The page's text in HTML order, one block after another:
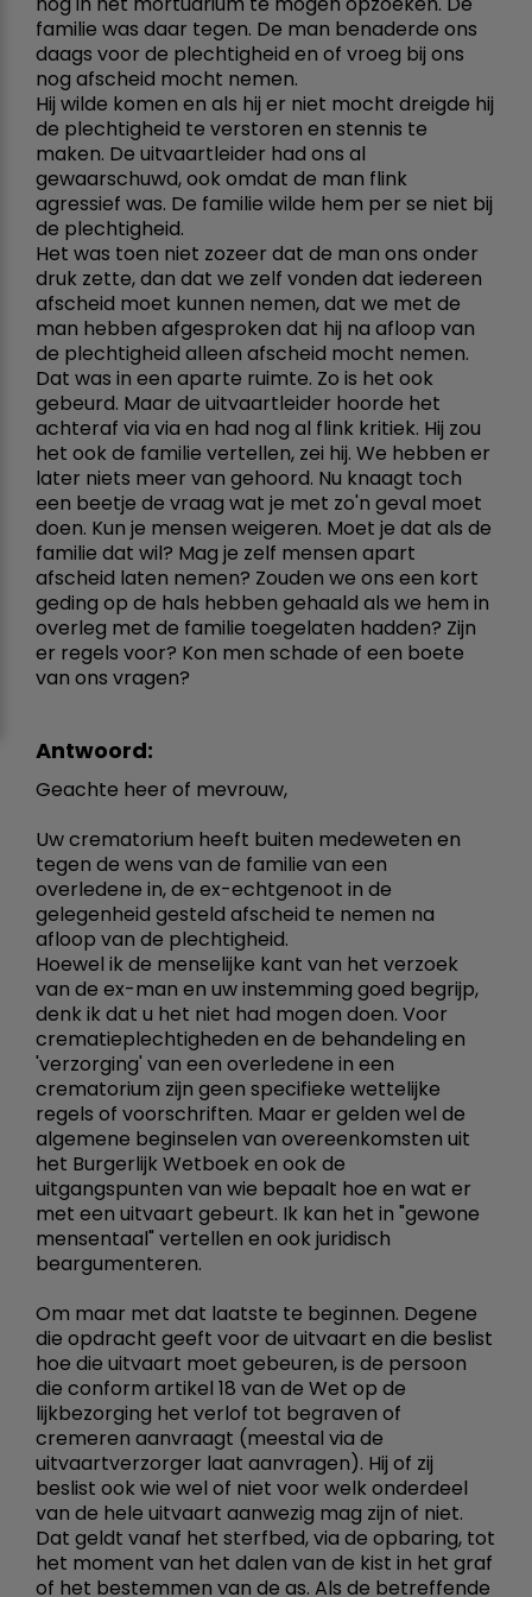
familie was daar tegen. De man benaderde ons
daags voor de plechtigheid en of vroeg bij ons
nog afscheid mocht nemen.
Hij wilde komen en als hij er niet mocht dreigde hij
de plechtigheid te verstoren en stennis te
maken. De uitvaartleider had ons al
gewaarschuwd, ook omdat de man flink
agressief was. De familie wilde hem per se niet bij
de plechtigheid.
Het was toen niet zozeer dat de man ons onder
druk zette, dan dat we zelf vonden dat iedereen
afscheid moet kunnen nemen, dat we met de
man hebben afgesproken dat hij na afloop van
de plechtigheid alleen afscheid mocht nemen.
Dat was in een aparte ruimte. Zo is het ook
gebeurd. Maar de uitvaartleider hoorde het
achteraf via via en had nog al flink kritiek. Hij zou
het ook de familie vertellen, zei hij. We hebben er
later niets meer van gehoord. Nu knaagt toch
een beetje de vraag wat je met zo'n geval moet
doen. Kun je mensen weigeren. Moet je dat als de
familie dat wil? Mag je zelf mensen apart
afscheid laten nemen? Zouden we ons een kort
geding op de hals hebben gehaald als we hem in
overleg met de familie toegelaten hadden? Zijn
er regels voor? Kon men schade of een boete
van ons vragen?
Antwoord:
Geachte heer of mevrouw,
Uw crematorium heeft buiten medeweten en
tegen de wens van de familie van een
overledene in, de ex-echtgenoot in de
gelegenheid gesteld afscheid te nemen na
afloop van de plechtigheid.
Hoewel ik de menselijke kant van het verzoek
van de ex-man en uw instemming goed begrijp,
denk ik dat u het niet had mogen doen. Voor
crematieplechtigheden en de behandeling en
'verzorging' van een overledene in een
crematorium zijn geen specifieke wettelijke
regels of voorschriften. Maar er gelden wel de
algemene beginselen van overeenkomsten uit
het Burgerlijk Wetboek en ook de
uitgangspunten van wie bepaalt hoe en wat er
met een uitvaart gebeurt. Ik kan het in "gewone
mensentaal" vertellen en ook juridisch
beargumenteren.
Om maar met dat laatste te beginnen. Degene
die opdracht geeft voor de uitvaart en die beslist
hoe die uitvaart moet gebeuren, is de persoon
die conform artikel 18 van de Wet op de
lijkbezorging het verlof tot begraven of
cremeren aanvraagt (meestal via de
uitvaartverzorger laat aanvragen). Hij of zij
beslist ook wie wel of niet voor welk onderdeel
van de hele uitvaart aanwezig mag zijn of niet.
Dat geldt vanaf het sterfbed, via de opbaring, tot
het moment van het dalen van de kist in het graf
of het bestemmen van de as. Als de betreffende